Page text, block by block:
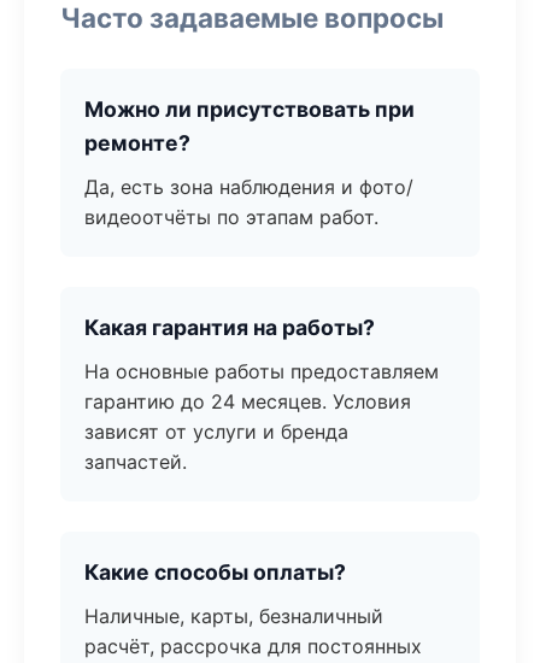
Часто задаваемые вопросы
Можно ли присутствовать при
ремонте?
Да, есть зона наблюдения и фото/
видеоотчёты по этапам работ.
Какая гарантия на работы?
На основные работы предоставляем
гарантию до 24 месяцев. Условия
зависят от услуги и бренда
запчастей.
Какие способы оплаты?
Наличные, карты, безналичный
расчёт, рассрочка для постоянных